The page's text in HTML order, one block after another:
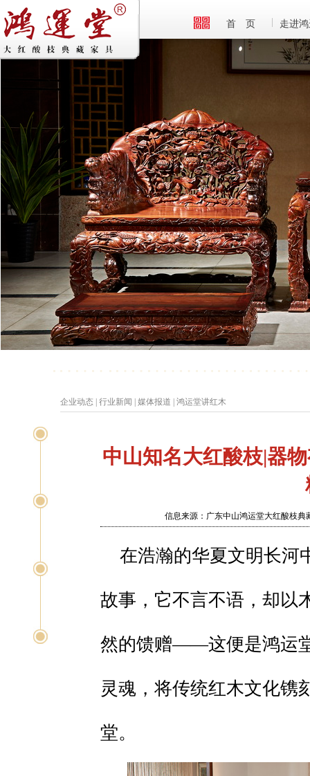
首 页 走进
企业动态 行业新闻 媒体报道 鸿运堂讲红木
中山知名大红酸枝|器
信息来源：广东中山鸿运堂大红酸枝
在浩瀚的华夏文明长河
故事，它不言不语，却以
然的馈赠——这便是鸿运
灵魂，将传统红木文化镌
堂。